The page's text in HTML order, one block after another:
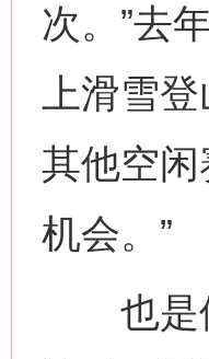
次。”去
上滑雪
其他空
机会。”
也是借